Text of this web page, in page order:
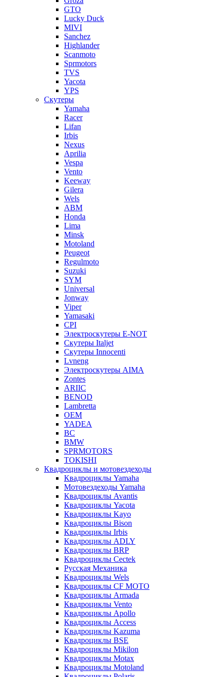
GTO
Lucky Duck
MIVI
Sanchez
Highlander
Scanmoto
Sprmotors
TVS
Yacota
YPS
Скутеры
Yamaha
Racer
Lifan
Irbis
Nexus
Aprilia
Vespa
Vento
Keeway
Gilera
Wels
ABM
Honda
Lima
Minsk
Motoland
Peugeot
Regulmoto
Suzuki
SYM
Universal
Jonway
Viper
Yamasaki
CPI
Электроскутеры E-NOT
Скутеры Italjet
Скутеры Innocenti
Lvneng
Электроскутеры AIMA
Zontes
ARIIC
BENOD
Lambretta
OEM
YADEA
BC
BMW
SPRMOTORS
TOKISHI
Квадроциклы и мотовездеходы
Квадроциклы Yamaha
Мотовездеходы Yamaha
Квадроциклы Avantis
Квадроциклы Yacota
Квадроциклы Kayo
Квадроциклы Bison
Квадроциклы Irbis
Квадроциклы ADLY
Квадроциклы BRP
Квадроциклы Cectek
Русская Механика
Квадроциклы Wels
Квадроциклы CF MOTO
Квадроциклы Armada
Квадроциклы Vento
Квадроциклы Apollo
Квадроциклы Access
Квадроциклы Kazuma
Квадроциклы BSE
Квадроциклы Mikilon
Квадроциклы Motax
Квадроциклы Motoland